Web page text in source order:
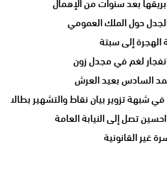
حول الملك العمومي
لغم في مجدل زون
السادس بعيد العرش
شبهة تزوير بيان نقاط والتشهير بطالب
تصل إلى النيابة العامة
غير القانونية